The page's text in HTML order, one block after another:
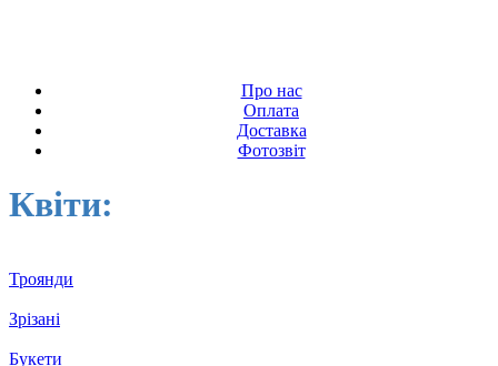
Про нас
Оплата
Доставка
Фотозвіт
Квіти:
Троянди
Зрізані
Букети